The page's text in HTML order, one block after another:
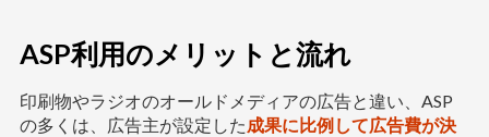
ASP利用のメリットと流れ
印刷物やラジオのオールドメディアの広告と違い、ASP
の多くは、広告主が設定した成果に比例して広告費が決